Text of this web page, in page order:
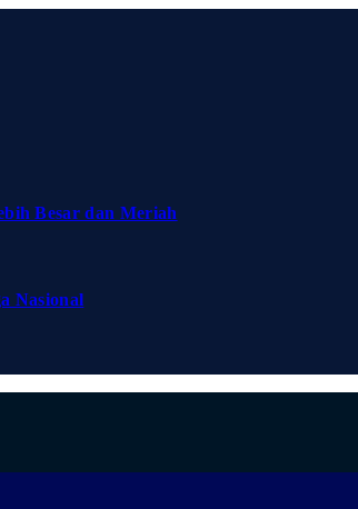
Besar dan Meriah
Nasional